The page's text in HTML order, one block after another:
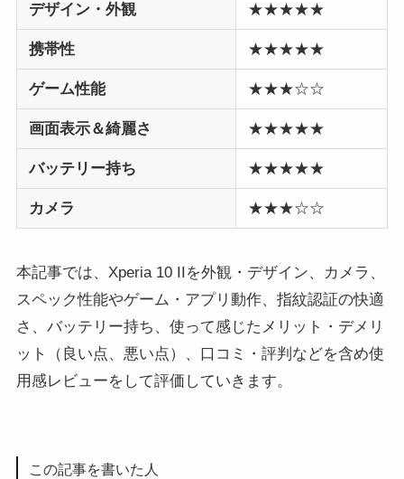
デザイン・外観 ★★★★★
携帯性 ★★★★★
ゲーム性能 ★★★☆☆
画面表示＆綺麗さ ★★★★★
バッテリー持ち ★★★★★
カメラ ★★★☆☆
本記事では、Xperia 10 IIを外観・デザイン、カメラ、
スペック性能やゲーム・アプリ動作、指紋認証の快適
さ、バッテリー持ち、使って感じたメリット・デメリ
ット（良い点、悪い点）、口コミ・評判などを含め使
用感レビューをして評価していきます。
この記事を書いた人